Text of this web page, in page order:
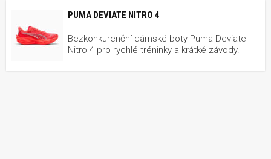
PUMA DEVIATE NITRO 4
Bezkonkurenční dámské boty Puma Deviate
Nitro 4 pro rychlé tréninky a krátké závody.